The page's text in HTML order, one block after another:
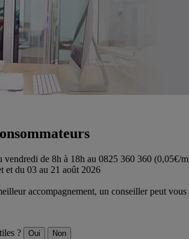
vendredi de 8h à 18h au 0825 360 360 (0,05€/
et du 03 au 21 août 2026
accompagnement, un conseiller peut
? Oui Non